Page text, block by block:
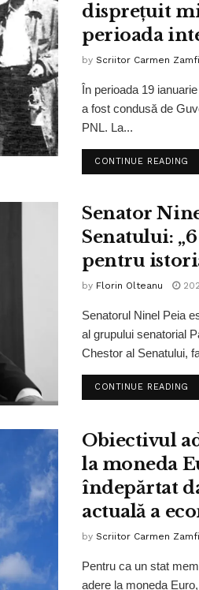
disprețuit
perioada
by Scriitor Carmen
În perioada 19
a fost condusă de
PNL. La...
CONTINUE READING
Senator
Senatului:
pentru
by Florin Olteanu
Senatorul Ninel Peia
al grupului senatorial
Chestor al Senatului,
CONTINUE READING
Obiectivul
la moneda
îndepărtat
actuală a
by Scriitor Carmen
Pentru ca un stat
adere la moneda